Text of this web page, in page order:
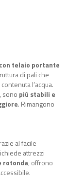
telaio portante
di pali che
l’acqua.
sono più stabili e
. Rimangono
al facile
attrezzi
rotonda, offrono